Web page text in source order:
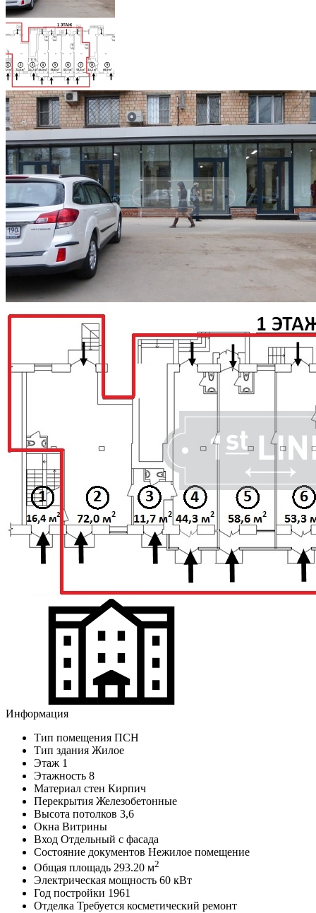
Информация
Тип помещения ПСН
Тип здания Жилое
Этаж 1
Этажность 8
Материал стен Кирпич
Перекрытия Железобетонные
Высота потолков 3,6
Окна Витрины
Вход Отдельный с фасада
Состояние документов Нежилое помещение
Общая площадь 293.20 м2
Электрическая мощность 60 кВт
Год постройки 1961
Отделка Требуется косметический ремонт